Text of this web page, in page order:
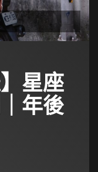
星座
年後